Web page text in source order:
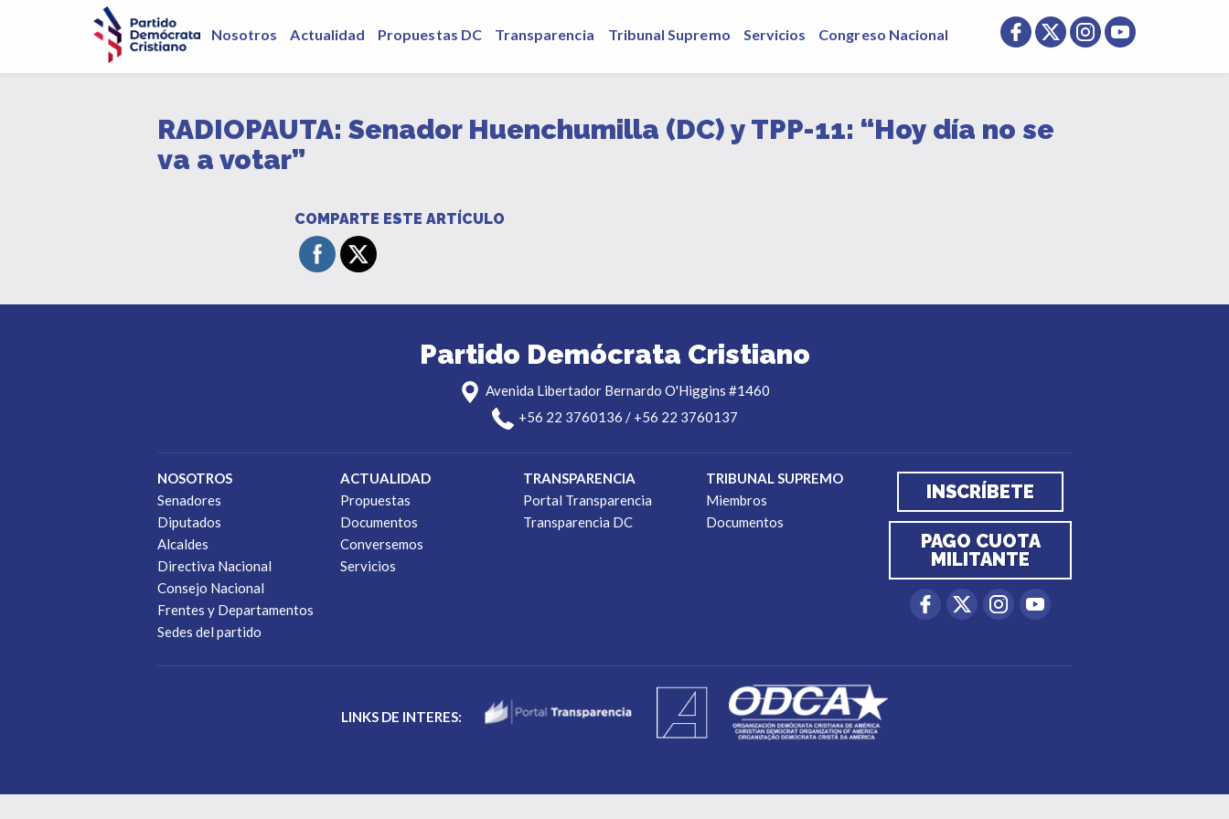
Nosotros Actualidad Propuestas DC Transparencia Tribunal Supremo Servicios Congreso Nacional
RADIOPAUTA: Senador Huenchumilla (DC) y TPP-11: “Hoy día no se
va a votar”
COMPARTE ESTE ARTÍCULO
Partido Demócrata Cristiano
Avenida Libertador Bernardo O'Higgins #1460
+56 22 3760136 / +56 22 3760137
NOSOTROS
Senadores
Diputados
Alcaldes
Directiva Nacional
Consejo Nacional
Frentes y Departamentos
Sedes del partido
ACTUALIDAD
Propuestas
Documentos
Conversemos
Servicios
TRANSPARENCIA
Portal Transparencia
Transparencia DC
TRIBUNAL SUPREMO
Miembros
Documentos
INSCRÍBETE
PAGO CUOTA
MILITANTE
LINKS DE INTERES: